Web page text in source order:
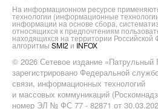
На информационном ресурсе
технологии (информационные
информации на основе сбора,
относящихся к предпочтениям
находящихся на территории
алгоритмы SMI2 и INFOX
© 2026 Сетевое издание «Патрульный
зарегистрировано Федеральной
связи, информационных технологий
и массовых коммуникаций
номер ЭЛ № ФС 77 - 82871 от